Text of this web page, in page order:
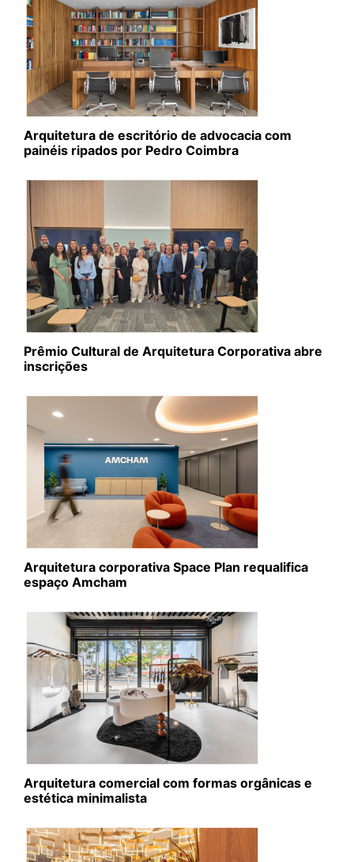
Arquitetura de escritório de advocacia com
painéis ripados por Pedro Coimbra
Prêmio Cultural de Arquitetura Corporativa abre
inscrições
Arquitetura corporativa Space Plan requalifica
espaço Amcham
Arquitetura comercial com formas orgânicas e
estética minimalista